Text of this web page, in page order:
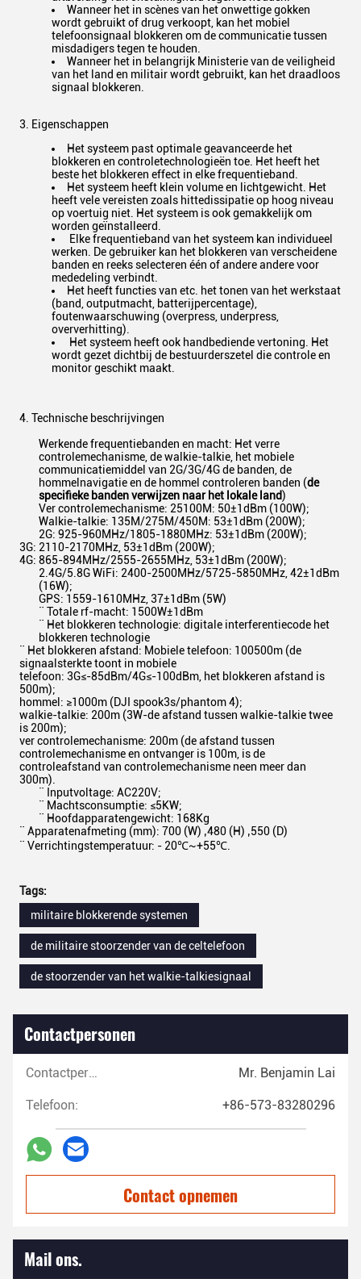
Wanneer het in scènes van het onwettige gokken
wordt gebruikt of drug verkoopt, kan het mobiel
telefoonsignaal blokkeren om de communicatie tussen
misdadigers tegen te houden.
Wanneer het in belangrijk Ministerie van de veiligheid
van het land en militair wordt gebruikt, kan het draadloos
signaal blokkeren.
3. Eigenschappen
Het systeem past optimale geavanceerde het
blokkeren en controletechnologieën toe. Het heeft het
beste het blokkeren effect in elke frequentieband.
Het systeem heeft klein volume en lichtgewicht. Het
heeft vele vereisten zoals hittedissipatie op hoog niveau
op voertuig niet. Het systeem is ook gemakkelijk om
worden geïnstalleerd.
Elke frequentieband van het systeem kan individueel
werken. De gebruiker kan het blokkeren van verscheidene
banden en reeks selecteren één of andere andere voor
mededeling verbindt.
Het heeft functies van etc. het tonen van het werkstaat
(band, outputmacht, batterijpercentage),
foutenwaarschuwing (overpress, underpress,
oververhitting).
Het systeem heeft ook handbediende vertoning. Het
wordt gezet dichtbij de bestuurderszetel die controle en
monitor geschikt maakt.
4. Technische beschrijvingen
Werkende frequentiebanden en macht: Het verre
controlemechanisme, de walkie-talkie, het mobiele
communicatiemiddel van 2G/3G/4G de banden, de
hommelnavigatie en de hommel controleren banden (de
specifieke banden verwijzen naar het lokale land)
Ver controlemechanisme: 25100M: 50±1dBm (100W);
Walkie-talkie: 135M/275M/450M: 53±1dBm (200W);
2G: 925-960MHz/1805-1880MHz: 53±1dBm (200W);
3G: 2110-2170MHz, 53±1dBm (200W);
4G: 865-894MHz/2555-2655MHz, 53±1dBm (200W);
2.4G/5.8G WiFi: 2400-2500MHz/5725-5850MHz, 42±1dBm
(16W);
GPS: 1559-1610MHz, 37±1dBm (5W)
¨ Totale rf-macht: 1500W±1dBm
¨ Het blokkeren technologie: digitale interferentiecode het
blokkeren technologie
¨ Het blokkeren afstand: Mobiele telefoon: 100500m (de
signaalsterkte toont in mobiele
telefoon: 3G≤-85dBm/4G≤-100dBm, het blokkeren afstand is
500m);
hommel: ≥1000m (DJI spook3s/phantom 4);
walkie-talkie: 200m (3W-de afstand tussen walkie-talkie twee
is 200m);
ver controlemechanisme: 200m (de afstand tussen
controlemechanisme en ontvanger is 100m, is de
controleafstand van controlemechanisme neen meer dan
300m).
¨ Inputvoltage: AC220V;
¨ Machtsconsumptie: ≤5KW;
¨ Hoofdapparatengewicht: 168Kg
¨ Apparatenafmeting (mm): 700 (W) ‚480 (H) ‚550 (D)
¨ Verrichtingstemperatuur: - 20℃~+55℃.
Tags:
militaire blokkerende systemen
de militaire stoorzender van de celtelefoon
de stoorzender van het walkie-talkiesignaal
Contactpersonen
Contactpersonen: Mr. Benjamin Lai
Telefoon: +86-573-83280296
Contact opnemen
Mail ons.